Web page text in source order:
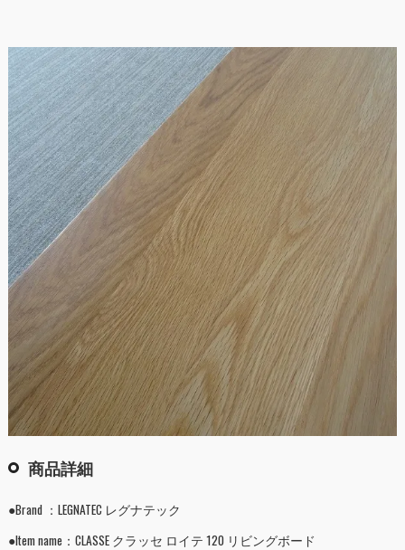
商品詳細
●Brand ：LEGNATEC レグナテック
●Item name：CLASSE クラッセ ロイテ 120 リビングボード